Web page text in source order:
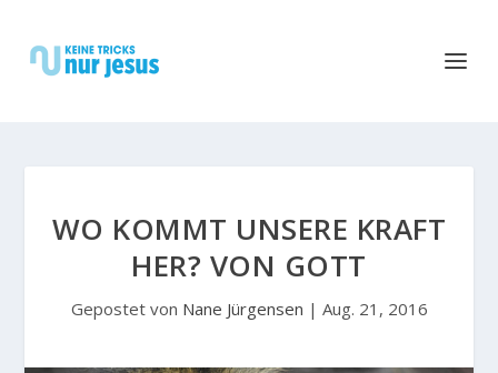
WO KOMMT UNSERE KRAFT
HER? VON GOTT
Gepostet von Nane Jürgensen | Aug. 21, 2016